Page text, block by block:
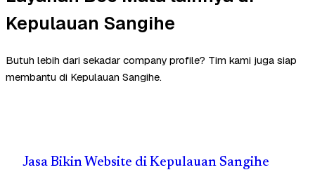
Kepulauan Sangihe
Butuh lebih dari sekadar company profile? Tim kami juga siap
membantu di Kepulauan Sangihe.
Jasa Bikin Website di Kepulauan Sangihe